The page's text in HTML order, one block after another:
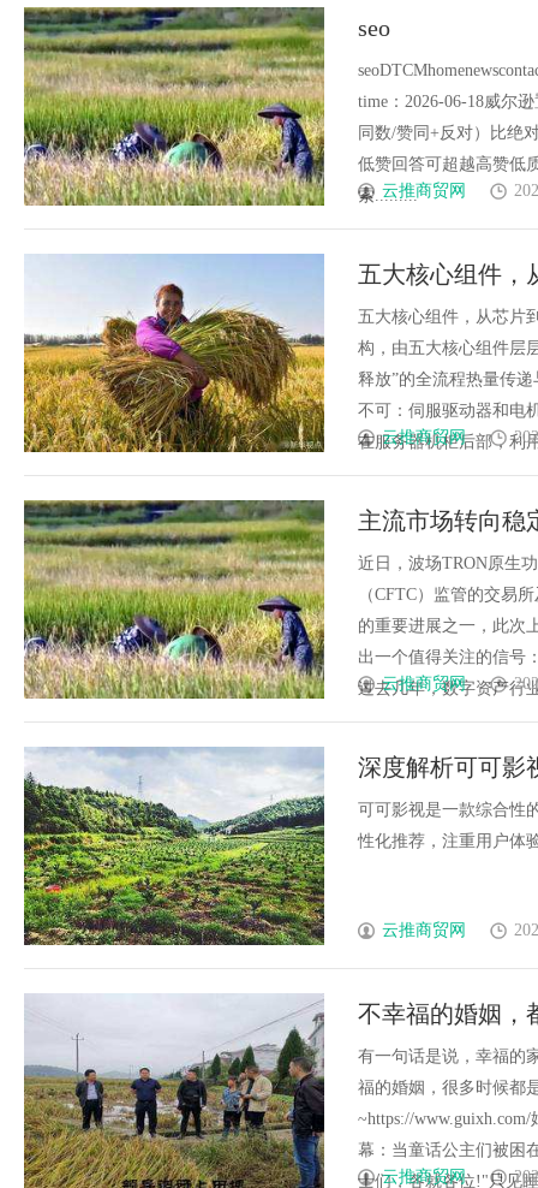
seo
time：2026-06-18威尔
同数/赞同+反对）比绝
低赞回答可超越高赞低
索.........
云推商贸网
五大核心组件，
五大核心组件，从芯片
构，由五大核心组件层
释放”的全流程热量传
不可：伺服驱动器和电
在服务器机柜后部，利
云推商贸网
主流市场转向稳
近日，波场TRON原生
（CFTC）监管的交易
的重要进展之一，此次
出一个值得关注的信号
过去几年，数字资产行
云推商贸网
深度解析可可影
可可影视是一款综合性
性化推荐，注重用户体
云推商贸网
不幸福的婚姻，
有一句话是说，幸福的
福的婚姻，很多时候都
~https://
幕：当童话公主们被困
士们，各就各位!"只见
云推商贸网